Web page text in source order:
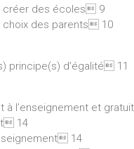
créer des écoles 9
choix des parents 10
principe(s) d’égalité 11
à l’enseignement et
14
14